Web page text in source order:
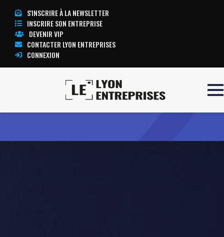
S'INSCRIRE À LA NEWSLETTER
INSCRIRE SON ENTREPRISE
DEVENIR VIP
CONTACTER LYON ENTREPRISES
CONNEXION